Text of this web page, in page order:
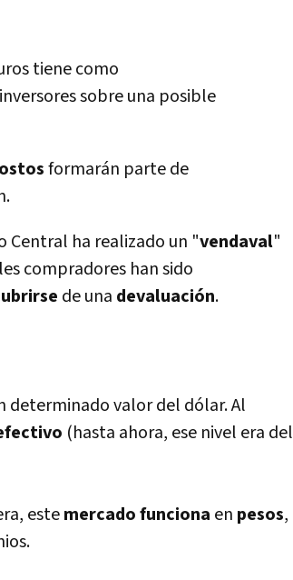
tiene como
sobre una posible
formarán parte de
Central ha realizado un "vendaval"
compradores han sido
de una devaluación.
determinado valor del dólar. Al
(hasta ahora, ese nivel era del
estemercado funciona en pesos,